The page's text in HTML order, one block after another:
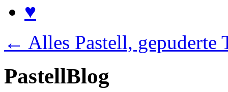
♥
← Alles Pastell, gepuderte
PastellBlog